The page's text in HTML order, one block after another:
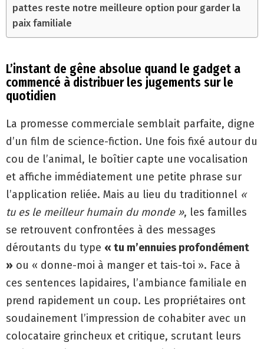
pattes reste notre meilleure option pour garder la
paix familiale
L’instant de gêne absolue quand le gadget a
commencé à distribuer les jugements sur le
quotidien
La promesse commerciale semblait parfaite, digne
d’un film de science-fiction. Une fois fixé autour du
cou de l’animal, le boîtier capte une vocalisation
et affiche immédiatement une petite phrase sur
l’application reliée. Mais au lieu du traditionnel «
tu es le meilleur humain du monde », les familles
se retrouvent confrontées à des messages
déroutants du type « tu m’ennuies profondément
» ou « donne-moi à manger et tais-toi ». Face à
ces sentences lapidaires, l’ambiance familiale en
prend rapidement un coup. Les propriétaires ont
soudainement l’impression de cohabiter avec un
colocataire grincheux et critique, scrutant leurs